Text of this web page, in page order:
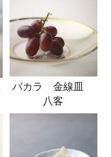
バカラ 金線皿
八客